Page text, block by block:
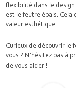
flexibilité dans le
est le feutre épais.
valeur esthétique.
Curieux de découvrir le
vous ? N'hésitez pas à
de vous aider !